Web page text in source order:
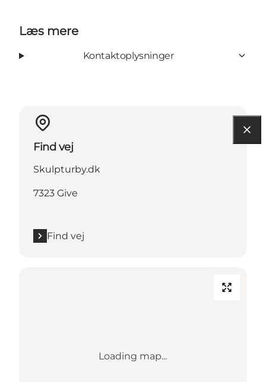
Læs mere
Kontaktoplysninger
Find vej
Skulpturby.dk
7323 Give
Find vej
Loading map...